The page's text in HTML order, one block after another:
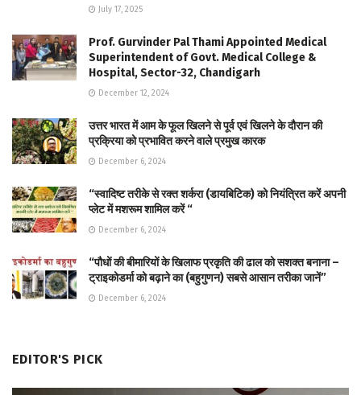
July 17, 2025
Prof. Gurvinder Pal Thami Appointed Medical
Superintendent of Govt. Medical College &
Hospital, Sector-32, Chandigarh
December 12, 2024
उत्तर भारत में आम के फूल खिलने से पूर्व एवं खिलने के दौरान की
प्रक्रिया को प्रभावित करने वाले प्रमुख कारक
December 6, 2024
“स्वादिष्ट तरीके से रक्त शर्करा (डायबिटिक) को नियंत्रित करें अपनी
प्लेट में मशरूम शामिल करें “
December 6, 2024
“पौधों की बीमारियों के खिलाफ प्रकृति की ढाल को सशक्त बनाना –
ट्राइकोडर्मा को बढ़ाने का (बहुगुणन) सबसे आसान तरीका जानें”
December 6, 2024
EDITOR'S PICK